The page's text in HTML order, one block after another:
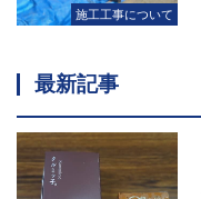
施工工事について
最新記事